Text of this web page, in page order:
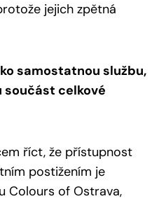
jejich zpětná
samostatnou službu,
součást celkové
říct, že přístupnost
postižením je
Colours of Ostrava,